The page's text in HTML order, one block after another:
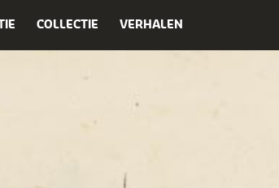
COLLECTIE VERHALEN